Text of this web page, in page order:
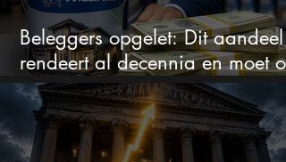
Beleggers opgelet: Dit aandeel
rendeert al decennia en moet op
je watchlist staan!